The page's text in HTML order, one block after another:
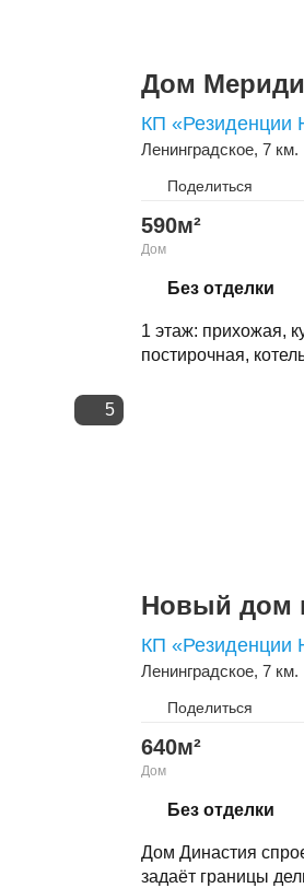
5
Дом
КП «Резиденции
Ленинградское, 7 км.
Поделиться
590м²
Дом
Без отделки
1 этаж: прихожая,
постирочная,
Новый дом
КП «Резиденции
Ленинградское, 7 км.
Поделиться
640м²
Дом
Без отделки
Дом Династия
задаёт границы